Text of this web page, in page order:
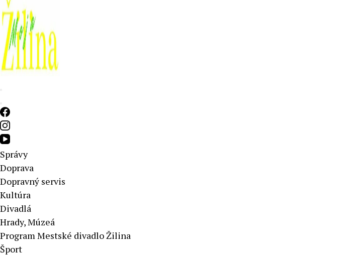
Správy
Doprava
Dopravný servis
Kultúra
Divadlá
Hrady, Múzeá
Program Mestské divadlo Žilina
Šport